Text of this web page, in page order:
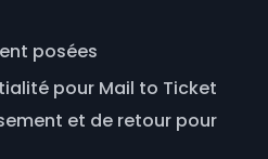
posées
pour Mail to Ticket
et de retour pour